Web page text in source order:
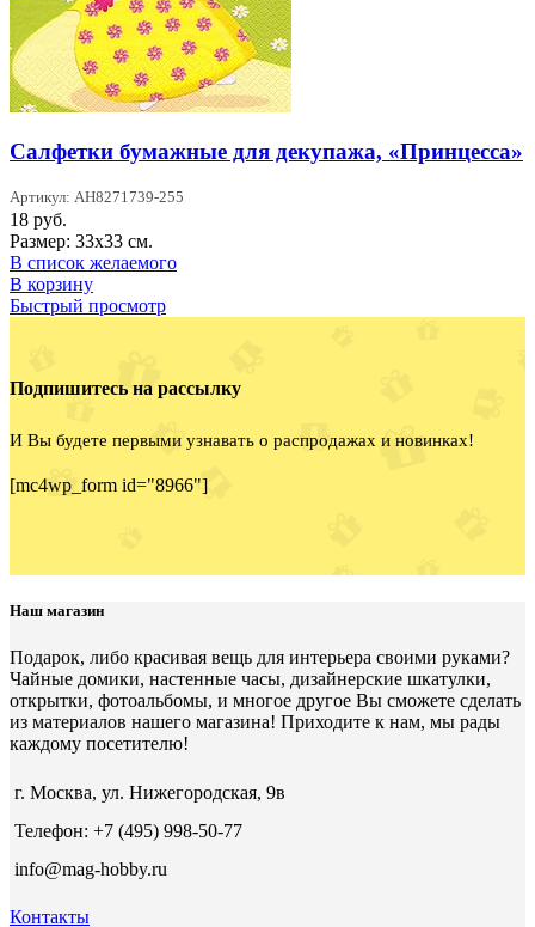
Салфетки бумажные для декупажа, «Принцесса»
Артикул: AH8271739-255
18 руб.
Размер: 33х33 см.
В список желаемого
В корзину
Быстрый просмотр
Подпишитесь на рассылку
И Вы будете первыми узнавать о распродажах и новинках!
[mc4wp_form id="8966"]
Наш магазин
Подарок, либо красивая вещь для интерьера своими руками?
Чайные домики, настенные часы, дизайнерские шкатулки,
открытки, фотоальбомы, и многое другое Вы сможете сделать
из материалов нашего магазина! Приходите к нам, мы рады
каждому посетителю!
г. Москва, ул. Нижегородская, 9в
Телефон: +7 (495) 998-50-77
info@mag-hobby.ru
Контакты